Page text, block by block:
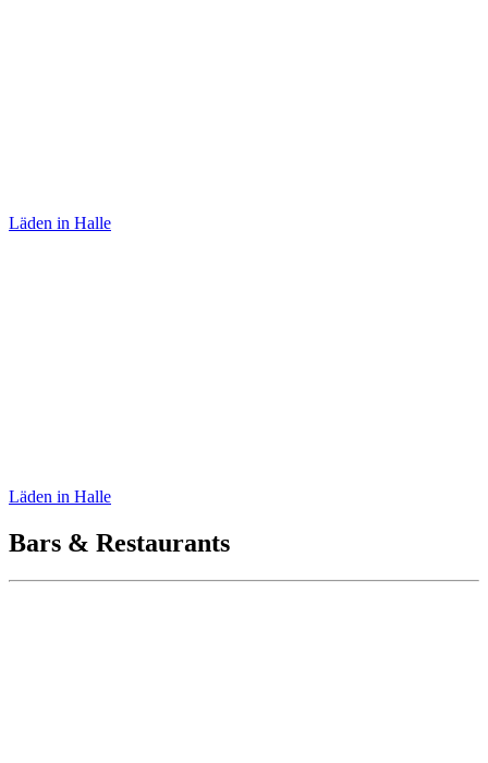
Läden in Halle
Läden in Halle
Bars & Restaurants